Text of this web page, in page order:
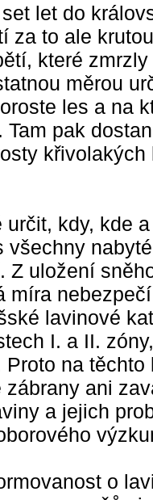
let do
za to ale
které
měrou
les a na
Tam pak
určit, kdy, kde
všechny
Z uložení
míra
lavinové
I. a II.
na
ani
a jejich
o